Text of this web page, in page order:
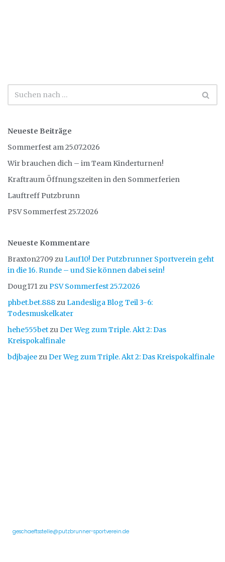
Neueste Beiträge
Sommerfest am 25.07.2026
Wir brauchen dich – im Team Kinderturnen!
Kraftraum Öffnungszeiten in den Sommerferien
Lauftreff Putzbrunn
PSV Sommerfest 25.7.2026
Neueste Kommentare
Braxton2709 zuLauf10! Der Putzbrunner Sportverein geht
in die 16. Runde – und Sie können dabei sein!
Doug171zuPSV Sommerfest 25.7.2026
phbet.bet.888zuLandesliga Blog Teil 3-6:
Todesmuskelkater
hehe555betzuDer Weg zum Triple. Akt 2: Das
Kreispokalfinale
bdjbajeezuDer Weg zum Triple. Akt 2: Das Kreispokalfinale
geschaeftsstelle@putzbrunner-sportverein.de